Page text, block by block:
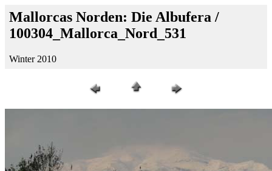
Mallorcas Norden: Die Albufera /
100304_Mallorca_Nord_531
Winter 2010